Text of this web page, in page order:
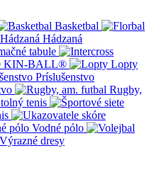
Basketbal
Hádzaná
tabule
KIN-BALL®
Lopty
Príslušenstvo
Rugby,
tenis
Vodné pólo
Výrazné dresy